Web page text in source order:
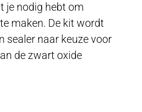
je nodig hebt om
maken. De kit wordt
sealer naar keuze voor
de zwart oxide